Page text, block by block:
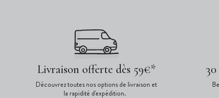
Livraison offerte dès 59€*
Découvrez toutes nos options de livraison et
la rapidité d'expédition.